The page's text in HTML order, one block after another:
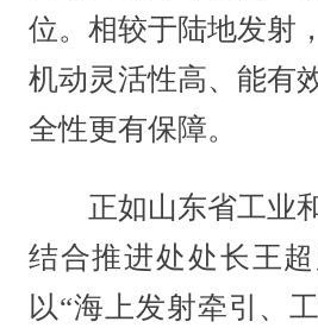
位。相较于陆地发射
机动灵活性高、能有
全性更有保障。
正如山东省工业和
结合推进处处长王
以“海上发射牵引、